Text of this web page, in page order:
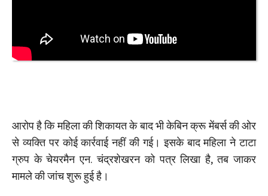
आरोप है कि महिला की शिकायत के बाद भी केबिन क्रू मेंबर्स की ओर
से व्यक्ति पर कोई कार्रवाई नहीं की गई। इसके बाद महिला ने टाटा
ग्रुप के चेयरमैन एन. चंद्रशेखरन को पत्र लिखा है, तब जाकर
मामले की जांच शुरू हुई है।